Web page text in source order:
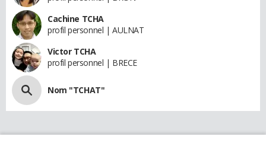
Cachine TCHA
profil personnel | AULNAT
Victor TCHA
profil personnel | BRECE
Nom "TCHAT"